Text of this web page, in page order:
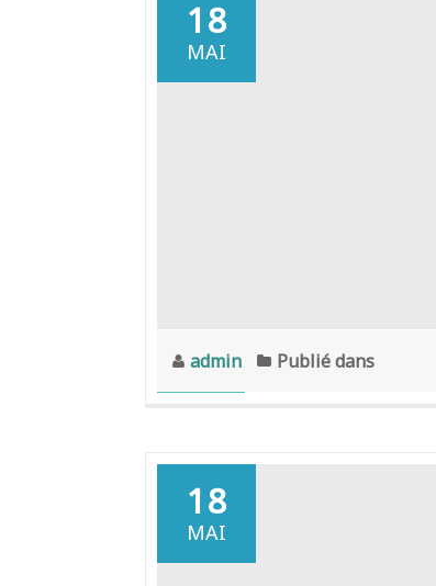
18
MAI
admin Publié dans
18
MAI